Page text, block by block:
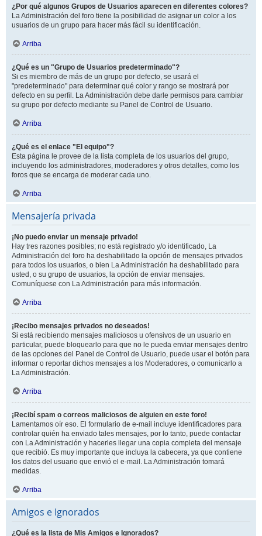
¿Por qué algunos Grupos de Usuarios aparecen en diferentes colores?
La Administración del foro tiene la posibilidad de asignar un color a los
usuarios de un grupo para hacer más fácil su identificación.
Arriba
¿Qué es un "Grupo de Usuarios predeterminado"?
Si es miembro de más de un grupo por defecto, se usará el
"predeterminado" para determinar qué color y rango se mostrará por
defecto en su perfil. La Administración debe darle permisos para cambiar
su grupo por defecto mediante su Panel de Control de Usuario.
Arriba
¿Qué es el enlace "El equipo"?
Esta página le provee de la lista completa de los usuarios del grupo,
incluyendo los administradores, moderadores y otros detalles, como los
foros que se encarga de moderar cada uno.
Arriba
Mensajería privada
¡No puedo enviar un mensaje privado!
Hay tres razones posibles; no está registrado y/o identificado, La
Administración del foro ha deshabilitado la opción de mensajes privados
para todos los usuarios, o bien La Administración ha deshabilitado para
usted, o su grupo de usuarios, la opción de enviar mensajes.
Comuníquese con La Administración para más información.
Arriba
¡Recibo mensajes privados no deseados!
Si está recibiendo mensajes maliciosos u ofensivos de un usuario en
particular, puede bloquearlo para que no le pueda enviar mensajes dentro
de las opciones del Panel de Control de Usuario, puede usar el botón para
informar o reportar dichos mensajes a los Moderadores, o comunicarlo a
La Administración.
Arriba
¡Recibí spam o correos maliciosos de alguien en este foro!
Lamentamos oír eso. El formulario de e-mail incluye identificadores para
controlar quién ha enviado tales mensajes, por lo tanto, puede contactar
con La Administración y hacerles llegar una copia completa del mensaje
que recibió. Es muy importante que incluya la cabecera, ya que contiene
los datos del usuario que envió el e-mail. La Administración tomará
medidas.
Arriba
Amigos e Ignorados
¿Qué es la lista de Mis Amigos e Ignorados?